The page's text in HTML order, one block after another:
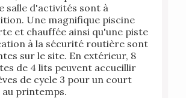
salle d'activités sont à
Une magnifique piscine
et chauffée ainsi qu'une piste
à la sécurité routière sont
sur le site. En extérieur, 8
de 4 lits peuvent accueillir
de cycle 3 pour un court
au printemps.